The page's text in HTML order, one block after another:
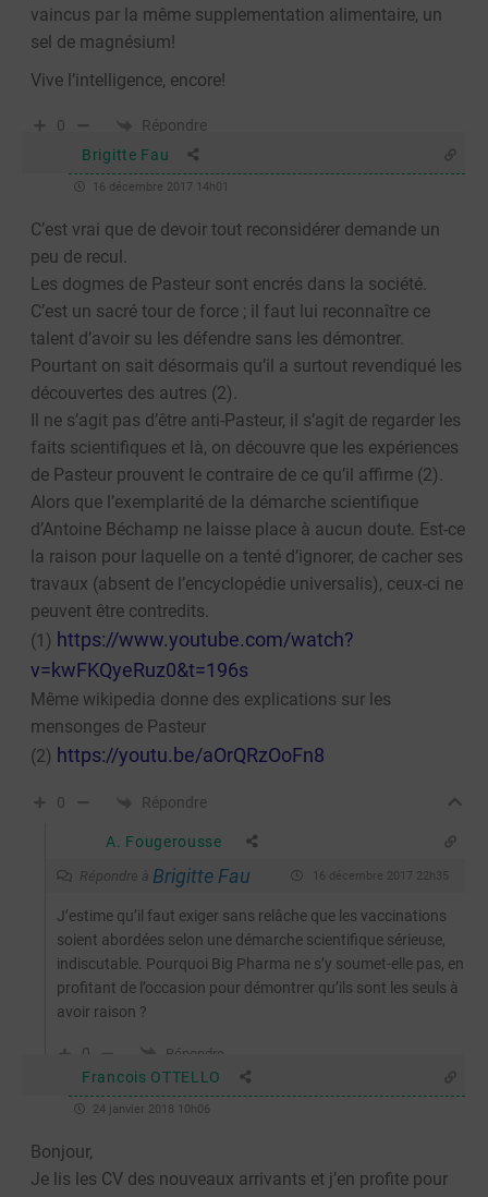
vaincus par la même supplementation alimentaire, un
sel de magnésium!
Vive l’intelligence, encore!
0
Répondre
Brigitte Fau
16 décembre 2017 14h01
C’est vrai que de devoir tout reconsidérer demande un
peu de recul.
Les dogmes de Pasteur sont encrés dans la société.
C’est un sacré tour de force ; il faut lui reconnaître ce
talent d’avoir su les défendre sans les démontrer.
Pourtant on sait désormais qu’il a surtout revendiqué les
découvertes des autres (2).
Il ne s’agit pas d’être anti-Pasteur, il s’agit de regarder les
faits scientifiques et là, on découvre que les expériences
de Pasteur prouvent le contraire de ce qu’il affirme (2).
Alors que l’exemplarité de la démarche scientifique
d’Antoine Béchamp ne laisse place à aucun doute. Est-ce
la raison pour laquelle on a tenté d’ignorer, de cacher ses
travaux (absent de l’encyclopédie universalis), ceux-ci ne
peuvent être contredits.
(1) https://www.youtube.com/watch?
v=kwFKQyeRuz0&t=196s
Même wikipedia donne des explications sur les
mensonges de Pasteur
(2) https://youtu.be/aOrQRzOoFn8
0 Répondre
A. Fougerousse
Répondre à Brigitte Fau 16 décembre 2017 22h35
J’estime qu’il faut exiger sans relâche que les vaccinations
soient abordées selon une démarche scientifique sérieuse,
indiscutable. Pourquoi Big Pharma ne s’y soumet-elle pas, en
profitant de l’occasion pour démontrer qu’ils sont les seuls à
avoir raison ?
0 Répondre
Francois OTTELLO
24 janvier 2018 10h06
Bonjour,
Je lis les CV des nouveaux arrivants et j’en profite pour